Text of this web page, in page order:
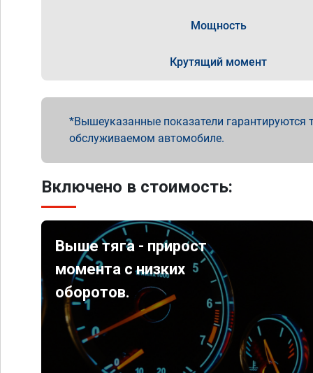
Мощность
Крутящий момент
Вышеуказанные показатели гарантируются
обслуживаемом автомобиле.
Включено в стоимость:
Выше тяга - прирост
момента с низких
оборотов.